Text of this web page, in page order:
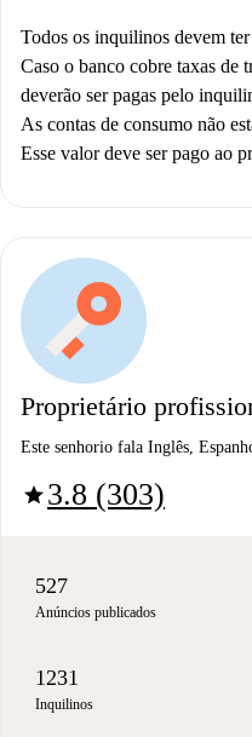
Todos os inquilinos devem
Caso o banco cobre taxas de
deverão ser pagas pelo
As contas de consumo não
Esse valor deve ser pago ao
Proprietário
Este senhorio fala Inglês,
star3.8 (303)
527
Anúncios publicados
1231
Inquilinos